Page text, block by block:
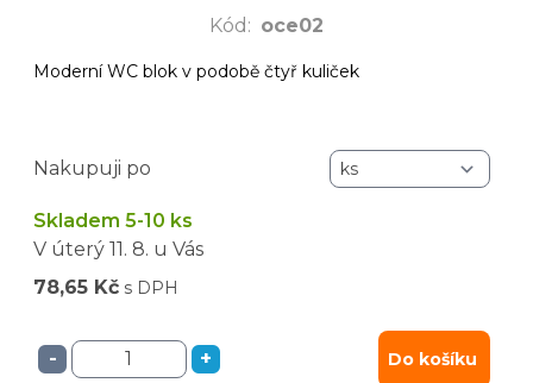
Kód : oce02
Moderní WC blok v podobě čtyř kuliček
Nakupuji po
Skladem 5-10 ks
V úterý 11. 8. u Vás
78,65 Kč s DPH
- + Do košíku